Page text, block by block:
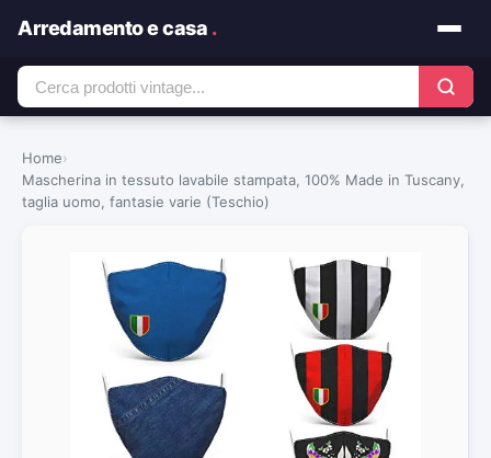
Arredamento e casa .
Home›
Mascherina in tessuto lavabile stampata, 100% Made in Tuscany,
taglia uomo, fantasie varie (Teschio)